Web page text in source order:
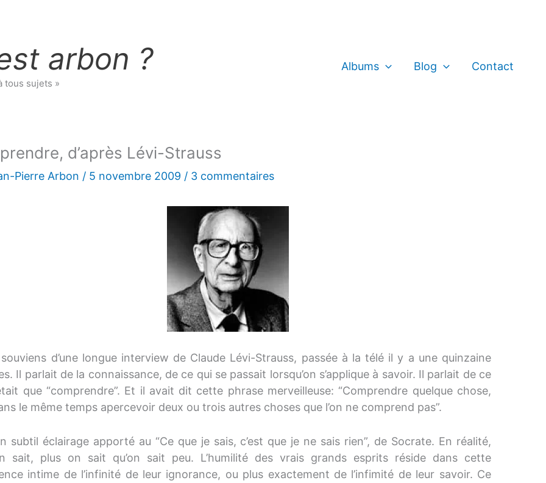
arbon ?
tous sujets »
Albums Blog Contact
d’après Lévi-Strauss
Pierre Arbon / 5 novembre 2009 / 3 commentaires
d’une longue interview de Claude Lévi-Strauss, passée à la télé il y a une quinzaine
Il parlait de la connaissance, de ce qui se passait lorsqu’on s’applique à savoir. Il parlait de ce
que “comprendre”. Et il avait dit cette phrase merveilleuse: “Comprendre quelque chose,
le même temps apercevoir deux ou trois autres choses que l’on ne comprend pas”.
subtil éclairage apporté au “Ce que je sais, c’est que je ne sais rien”, de Socrate. En réalité,
sait, plus on sait qu’on sait peu. L’humilité des vrais grands esprits réside dans cette
intime de l’infinité de leur ignorance, ou plus exactement de l’infimité de leur savoir. Ce